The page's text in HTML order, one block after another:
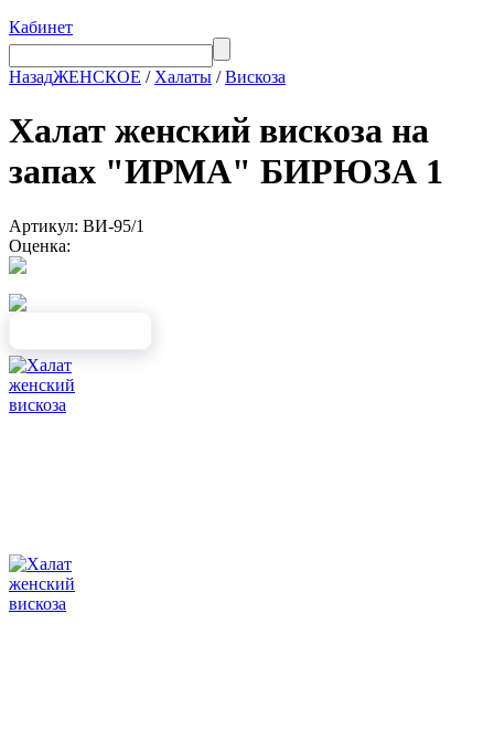
Кабинет
НазадЖЕНСКОЕ / Халаты /Вискоза
Халат женский вискоза на
запах "ИРМА" БИРЮЗА 1
Артикул: ВИ-95/1
Оценка: